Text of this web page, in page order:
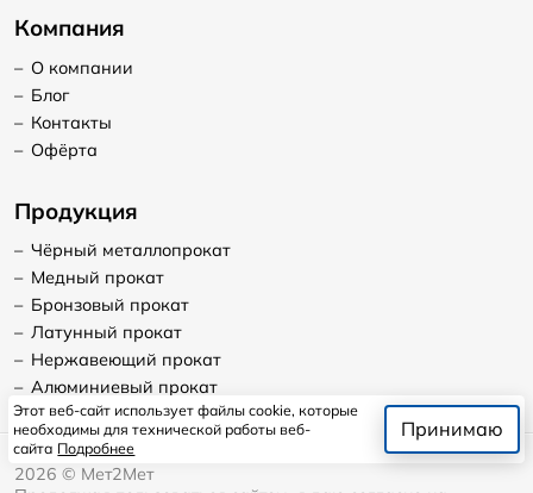
Компания
– О компании
– Блог
– Контакты
– Офёрта
Продукция
– Чёрный металлопрокат
– Медный прокат
– Бронзовый прокат
– Латунный прокат
– Нержавеющий прокат
– Алюминиевый прокат
2026 © Мет2Мет
Этот веб-сайт использует файлы cookie, которые
необходимы для технической работы веб-
сайта Подробнее
Принимаю